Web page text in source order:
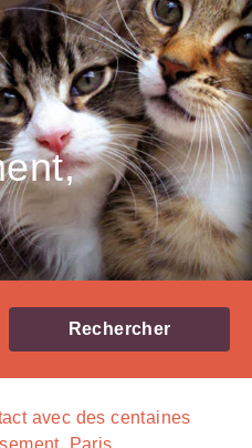
Rechercher
avec des centaines
Paris